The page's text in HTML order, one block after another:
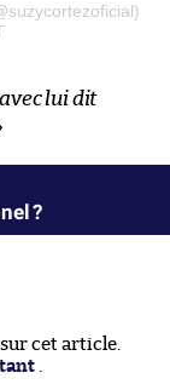
lui dit
?
cet article.
.